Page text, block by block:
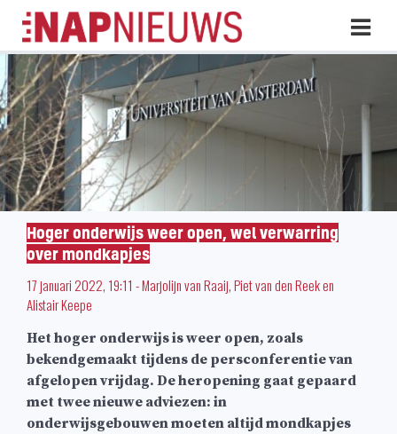
Skip
naar
inhoud
Hoger onderwijs weer open, wel verwarring
over mondkapjes
17 januari 2022, 19:11 -Marjolijn van Raaij,Piet van den Reeken
Alistair Keepe
Het hoger onderwijs is weer open, zoals
bekendgemaakt tijdens de persconferentie van
afgelopen vrijdag. De heropening gaat gepaard
met twee nieuwe adviezen: in
onderwijsgebouwen moeten altijd mondkapjes